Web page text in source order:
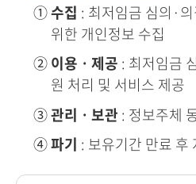
①수집 : 최저임금 심의·
위한 개인정보 수집
② 이용ㆍ제공 : 최저임금
원 처리 및 서비스 제공
③관리ㆍ보관 : 정보주체
④파기 : 보유기간 만료 후